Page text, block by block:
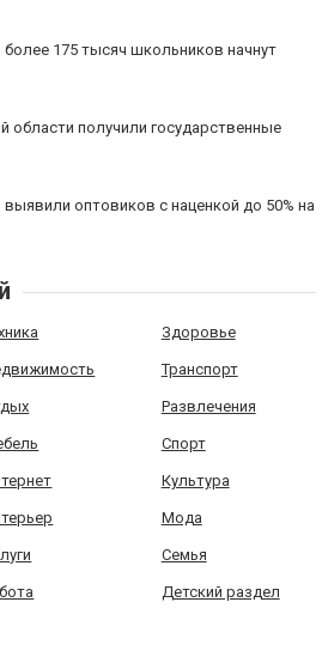
более 175 тысяч школьников начнут
области получили государственные
оптовиков с наценкой до 50% на
Здоровье
Транспорт
Развлечения
Спорт
Культура
Мода
Семья
Детский раздел